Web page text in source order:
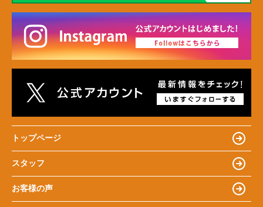
トップページ
スタッフ
お客様の声